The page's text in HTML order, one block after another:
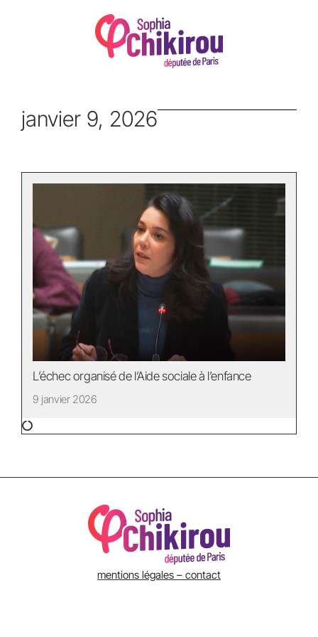
janvier 9, 2026
L’échec organisé de l’Aide sociale à l’enfance
9 janvier 2026
mentions légales – contact